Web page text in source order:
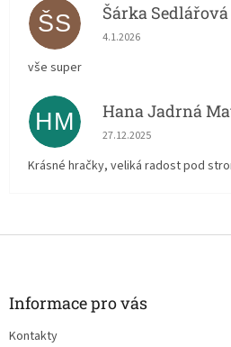
ŠS Šárka Sedlářová
Hodnocení obchodu je 5
4.1.2026
vše super
HM Hana Jadrná
Hodnocení obchodu je 5
27.12.2025
Krásné hračky, veliká radost pod
Z
Informace pro vás
Kontakty